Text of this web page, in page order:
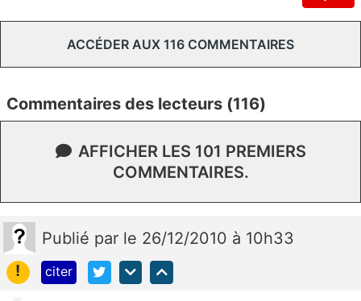
ACCÉDER AUX 116 COMMENTAIRES
Commentaires des lecteurs (116)
AFFICHER LES 101 PREMIERS
COMMENTAIRES.
Publié par le 26/12/2010 à 10h33
!
citer